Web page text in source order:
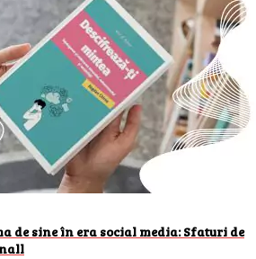
de sine în era social media: Sfaturi de